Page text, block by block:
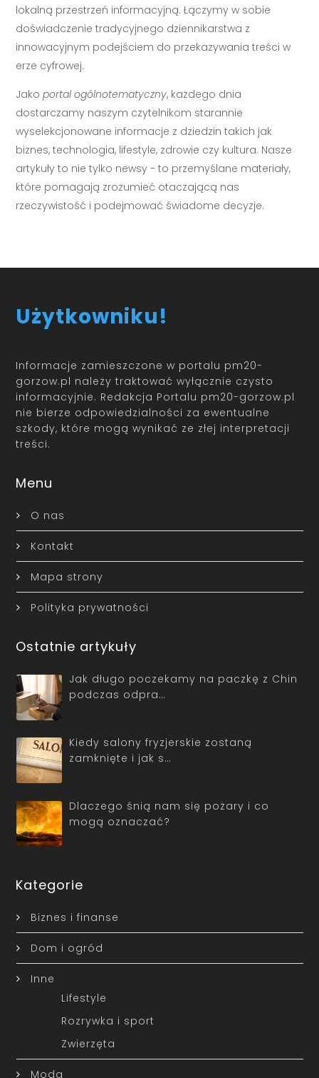
lokalną przestrzeń informacyjną. Łączymy w sobie
doświadczenie tradycyjnego dziennikarstwa z
innowacyjnym podejściem do przekazywania treści w
erze cyfrowej.
Jakoportal ogólnotematyczny, każdego dnia
dostarczamy naszym czytelnikom starannie
wyselekcjonowane informacje z dziedzin takich jak
biznes, technologia, lifestyle, zdrowie czy kultura. Nasze
artykuły to nie tylko newsy - to przemyślane materiały,
które pomagają zrozumieć otaczającą nas
rzeczywistość i podejmować świadome decyzje.
Użytkowniku!
Informacje zamieszczone w portalu pm20-
gorzow.pl należy traktować wyłącznie czysto
informacyjnie. Redakcja Portalu pm20-gorzow.pl
nie bierze odpowiedzialności za ewentualne
szkody, które mogą wynikać ze złej interpretacji
treści.
Menu
O nas
Kontakt
Mapa strony
Polityka prywatności
Ostatnie artykuły
Jak długo poczekamy na paczkę z Chin
podczas odpra…
Kiedy salony fryzjerskie zostaną
zamknięte i jak s…
Dlaczego śnią nam się pożary i co
mogą oznaczać?
Kategorie
Biznes i finanse
Dom i ogród
Inne
Lifestyle
Rozrywka i sport
Zwierzęta
Moda